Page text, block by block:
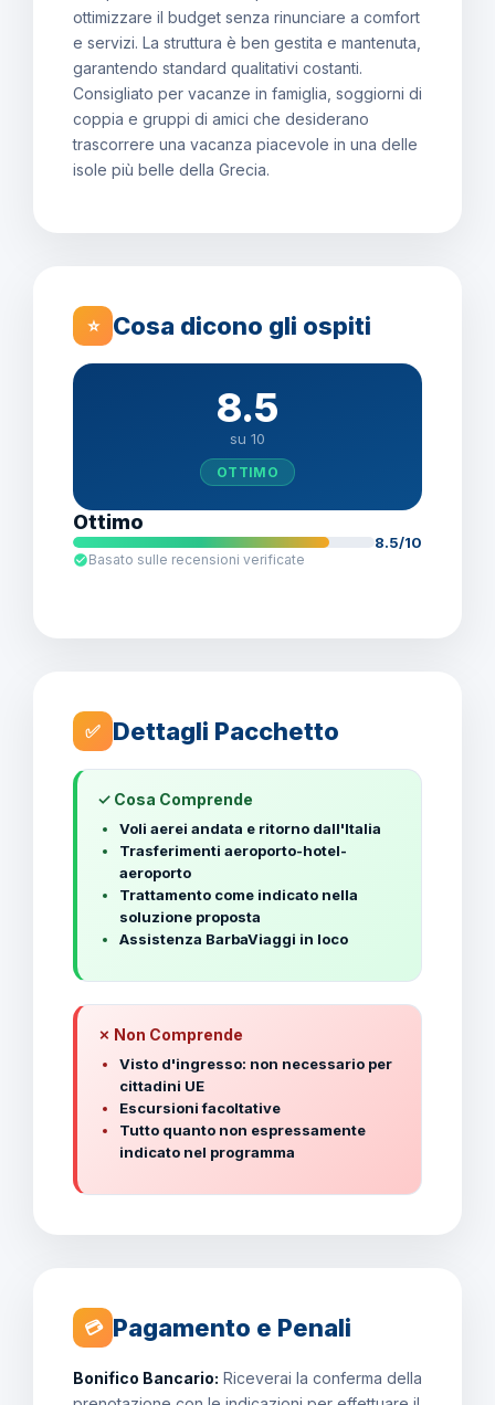
ottimizzare il budget senza rinunciare a comfort
e servizi. La struttura è ben gestita e mantenuta,
garantendo standard qualitativi costanti.
Consigliato per vacanze in famiglia, soggiorni di
coppia e gruppi di amici che desiderano
trascorrere una vacanza piacevole in una delle
isole più belle della Grecia.
⭐ Cosa dicono gli ospiti
8.5
su 10
OTTIMO
Ottimo
8.5/10
Basato sulle recensioni verificate
✅ Dettagli Pacchetto
✓ Cosa Comprende
Voli aerei andata e ritorno dall'Italia
Trasferimenti aeroporto-hotel-
aeroporto
Trattamento come indicato nella
soluzione proposta
Assistenza BarbaViaggi in loco
✗ Non Comprende
Visto d'ingresso: non necessario per
cittadini UE
Escursioni facoltative
Tutto quanto non espressamente
indicato nel programma
💳 Pagamento e Penali
Bonifico Bancario: Riceverai la conferma della